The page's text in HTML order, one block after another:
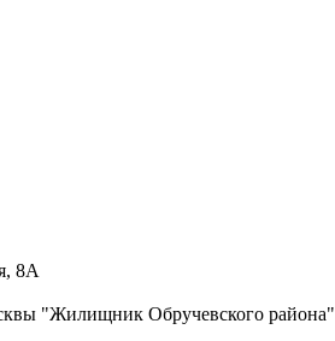
8А
"Жилищник Обручевского района"